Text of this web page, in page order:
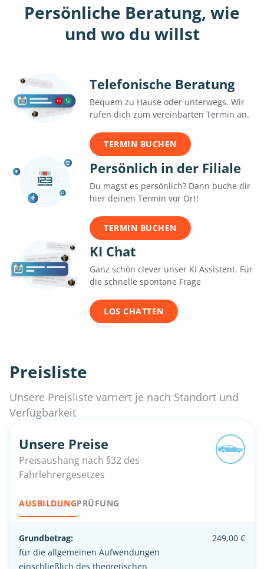
Persönliche Beratung, wie
und wo du willst
Telefonische Beratung
Bequem zu Hause oder unterwegs. Wir
rufen dich zum vereinbarten Termin an.
TERMIN BUCHEN
Persönlich in der Filiale
Du magst es persönlich? Dann buche dir
hier deinen Termin vor Ort!
TERMIN BUCHEN
KI Chat
Ganz schön clever unser KI Assistent. Für
die schnelle spontane Frage
LOS CHATTEN
Preisliste
Unsere Preisliste varriert je nach Standort und
Verfügbarkeit
Unsere Preise
Preisaushang nach §32 des
Fahrlehrergesetzes
AUSBILDUNGPRÜFUNG
Grundbetrag:
für die allgemeinen Aufwendungen
einschließlich des theoretischen
249,00 €